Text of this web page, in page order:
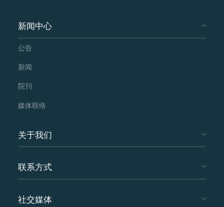
新闻中心
公告
新闻
院刊
媒体联络
关于我们
联系方式
社交媒体